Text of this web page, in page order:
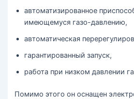
автоматизированное
имеющемуся газо-давлению,
автоматическая
гарантированный запуск,
работа при низком давлении
Помимо этого он оснащен